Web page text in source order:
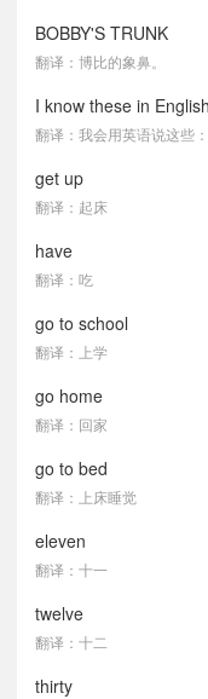
BOBBY'S TRUNK
翻译：博比的象鼻。
I know these in
翻译：我会用英语说这些：
get up
翻译：起床
have
翻译：吃
go to school
翻译：上学
go home
翻译：回家
go to bed
翻译：上床睡觉
eleven
翻译：十一
twelve
翻译：十二
thirty